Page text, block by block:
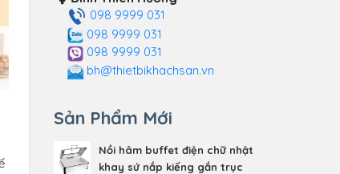
098 9999 031
098 9999 031
098 9999 031
bh@thietbikhachsan.vn
Sản Phẩm Mới
Nồi hâm buffet điện chữ nhật
khay sứ nắp kiếng gắn trục